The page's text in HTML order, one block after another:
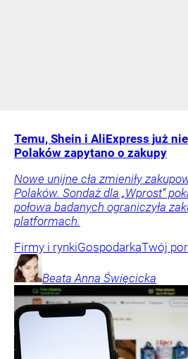
Temu, Shein i AliExpress już
Polaków zapytano o zakupy
Nowe unijne cła zmieniły
Polaków. Sondaż dla „Wprost”
połowa badanych ograniczyła
platformach.
Firmy i rynkiGospodarkaTwój
Beata Anna Święcicka